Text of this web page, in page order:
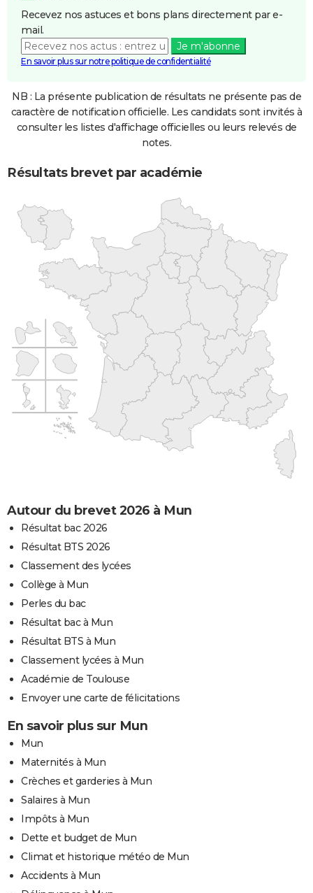
Recevez nos astuces et bons plans directement par e-
mail.
Je m'abonne
En savoir plus sur notre politique de confidentialité
NB : La présente publication de résultats ne présente pas de
caractère de notification officielle. Les candidats sont invités à
consulter les listes d'affichage officielles ou leurs relevés de
notes.
Résultats brevet par académie
Autour du brevet 2026 à Mun
Résultat bac 2026
Résultat BTS 2026
Classement des lycées
Collège à Mun
Perles du bac
Résultat bac à Mun
Résultat BTS à Mun
Classement lycées à Mun
Académie de Toulouse
Envoyer une carte de félicitations
En savoir plus sur Mun
Mun
Maternités à Mun
Crèches et garderies à Mun
Salaires à Mun
Impôts à Mun
Dette et budget de Mun
Climat et historique météo de Mun
Accidents à Mun